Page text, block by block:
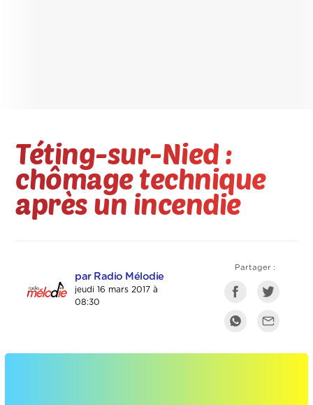
Téting-sur-Nied :
chômage technique
après un incendie
par Radio Mélodie
jeudi 16 mars 2017 à
08:30
Partager :